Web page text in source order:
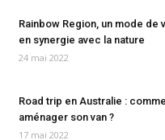
Rainbow Region, un mode de
en synergie avec la nature
24 mai 2022
Road trip en Australie :
aménager son van ?
17 mai 2022